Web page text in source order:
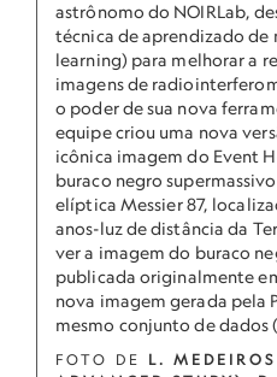
astrônomo do NOIRLab,
técnica de aprendizado de
learning) para melhorar a
imagens de
o poder de sua nova
equipe criou uma nova
icônica imagem do Event
buraco negro
elíptica Messier 87,
anos-luz de distância da
ver a imagem do buraco
publicada originalmente
nova imagem gerada pela
mesmo conjunto de dados
FOTO DE L.